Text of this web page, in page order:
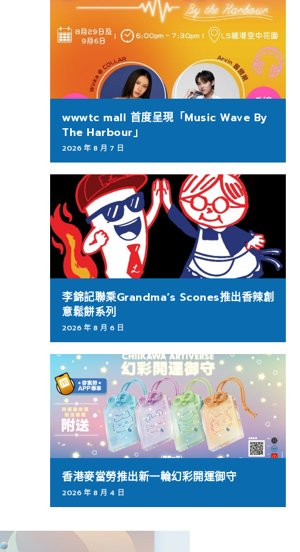
wwwtc mall 首度呈現「Music Wave By
The Harbour」
2026 年 8 月 7 日
李錦記聯乘Grandma’s Scones推出香辣創
意鬆餅系列
2026 年 8 月 6 日
香港麥當勞推出新一輪幻彩開運御守
2026 年 8 月 4 日